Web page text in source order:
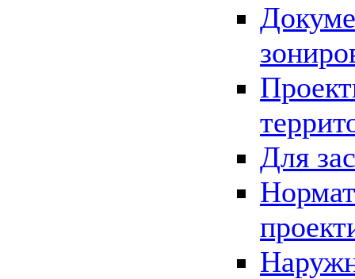
Для